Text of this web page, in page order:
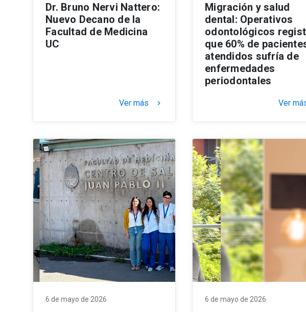
Dr. Bruno Nervi Nattero:
Nuevo Decano de la
Facultad de Medicina
UC
Ver más keyboard_arrow_right
Migración y salud
dental: Operativos
odontológicos
que 60% de
atendidos sufría de
enfermedades
periodontales
Ver
6 de mayo de 2026 6 de mayo de 2026